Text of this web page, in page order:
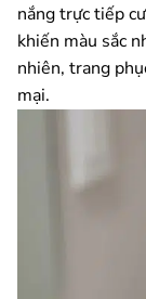
nắng trực tiếp
khiến màu sắc
nhiên, trang
mại.